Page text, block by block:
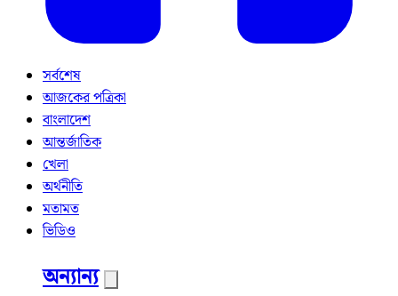
সর্বশেষ
আজকের পত্রিকা
বাংলাদেশ
আন্তর্জাতিক
খেলা
অর্থনীতি
মতামত
ভিডিও
অন্যান্য